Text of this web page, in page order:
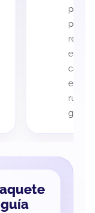
cada
es
ruta
guía